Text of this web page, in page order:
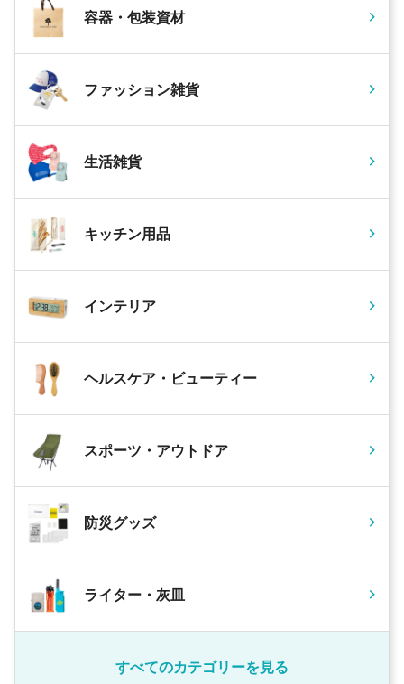
容器・包装資材
ファッション雑貨
生活雑貨
キッチン用品
インテリア
ヘルスケア・ビューティー
スポーツ・アウトドア
防災グッズ
ライター・灰皿
すべてのカテゴリーを見る